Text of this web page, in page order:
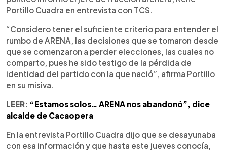
Portillo Cuadra en entrevista con TCS.
“Considero tener el suficiente criterio para entender el
rumbo de ARENA, las decisiones que se tomaron desde
que se comenzaron a perder elecciones, las cuales no
comparto, pues he sido testigo de la pérdida de
identidad del partido con la que nació”, afirma Portillo
en su misiva.
LEER: “Estamos solos… ARENA nos abandonó”, dice
alcalde de Cacaopera
En la entrevista Portillo Cuadra dijo que se desayunaba
con esa información y que hasta este jueves conocía,